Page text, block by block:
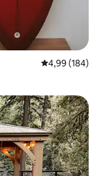
4,99 ud af 5 i
4,99 (184)